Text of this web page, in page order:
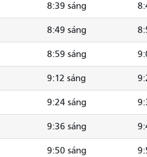
8:39 sáng
8:49 sáng
8:59 sáng
9:12 sáng
9:24 sáng
9:36 sáng
9:50 sáng